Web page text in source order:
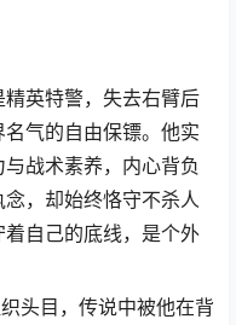
英特警，失去右臂后
气的自由保镖。他实
战术素养，内心背负
，却始终恪守不杀人
自己的底线，是个外
头目，传说中被他在背